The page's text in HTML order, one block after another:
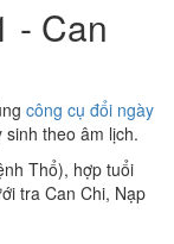
- Can
công cụ đổi ngày
theo âm lịch.
Thổ), hợp tuổi
tra Can Chi, Nạp